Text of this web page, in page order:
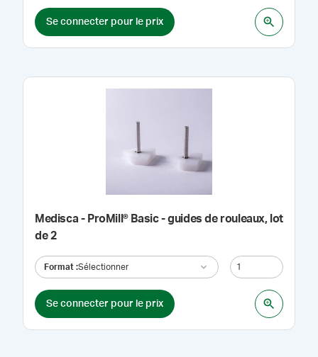
Se connecter pour le prix
Medisca - ProMill® Basic - guides de rouleaux, lot
de 2
Format :Sélectionner
Se connecter pour le prix